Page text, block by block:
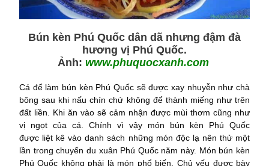
Bún kèn Phú Quốc dân dã nhưng đậm đà
hương vị Phú Quốc.
Ảnh: www.phuquocxanh.com
Cá để làm bún kèn Phú Quốc sẽ được xay nhuyễn như chà
bông sau khi nấu chín chứ không để thành miếng như trên
đất liền. Khi ăn vào sẽ cảm nhận được mùi thơm cũng như
vị ngọt của cá. Chính vì vậy món bún kèn Phú Quốc
được liệt kê vào danh sách những món độc lạ nên thử một
lần trong chuyến du xuân Phú Quốc năm này. Món bún kèn
Phú Quốc không phải là món phổ biến. Chủ yếu được bày